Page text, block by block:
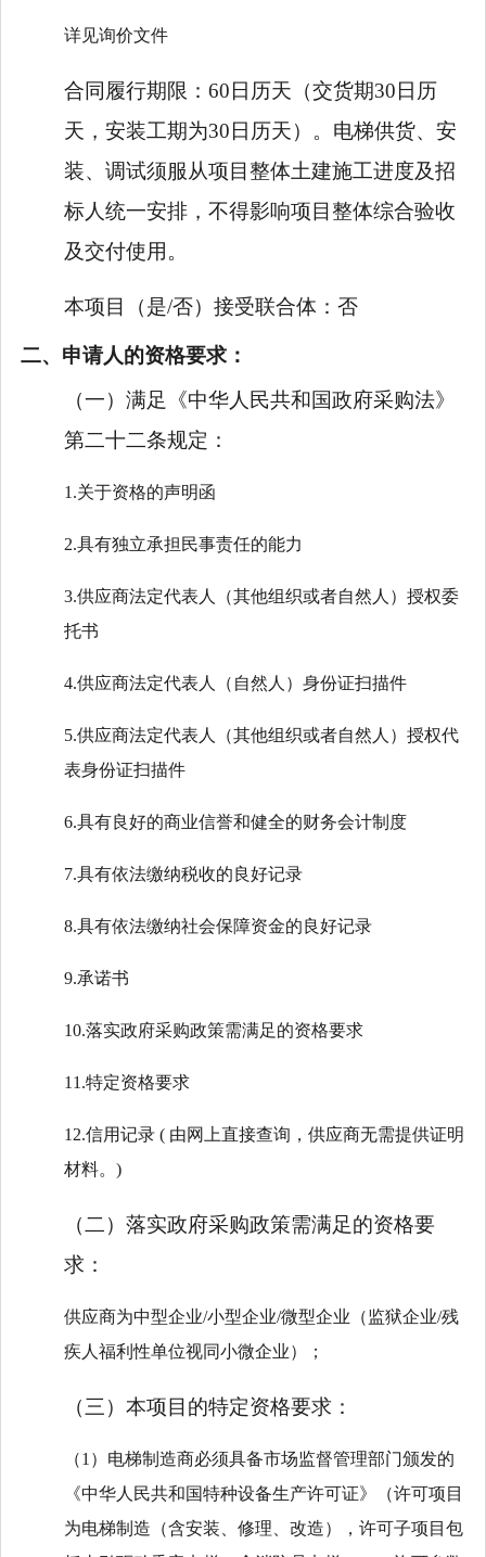
详见询价文件
合同履行期限： 60日历天（交货期30日历
天，安装工期为30日历天）。电梯供货、安
装、调试须服从项目整体土建施工进度及招
标人统一安排，不得影响项目整体综合验收
及交付使用。
本项目（是/否）接受联合体： 否
二、申请人的资格要求：
（一）满足《中华人民共和国政府采购法》
第二十二条规定：
1.关于资格的声明函
2.具有独立承担民事责任的能力
3.供应商法定代表人（其他组织或者自然人）授权委
托书
4.供应商法定代表人（自然人）身份证扫描件
5.供应商法定代表人（其他组织或者自然人）授权代
表身份证扫描件
6.具有良好的商业信誉和健全的财务会计制度
7.具有依法缴纳税收的良好记录
8.具有依法缴纳社会保障资金的良好记录
9.承诺书
10.落实政府采购政策需满足的资格要求
11.特定资格要求
12.信用记录 ( 由网上直接查询，供应商无需提供证明
材料。)
（二）落实政府采购政策需满足的资格要
求：
供应商为中型企业/小型企业/微型企业（监狱企业/残
疾人福利性单位视同小微企业）；
（三）本项目的特定资格要求：
（1）电梯制造商必须具备市场监督管理部门颁发的
《中华人民共和国特种设备生产许可证》（许可项目
为电梯制造（含安装、修理、改造），许可子项目包